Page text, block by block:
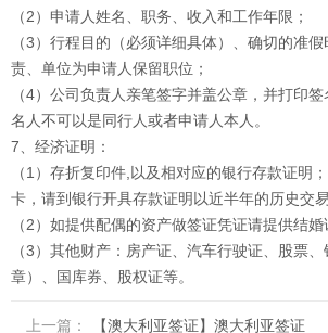
（2）申请人姓名、职务、收入和工作年限；
（3）行程目的（必须详细具体）、确切的准
责、单位为申请人保留职位；
（4）公司负责人亲笔签字并盖公章，并打印
名人不可以是同行人或者申请人本人。
7、经济证明：
（1）存折复印件,以及相对应的银行存款证明
卡，请到银行开具存款证明以近半年的历史交易
（2）如提供配偶的资产做签证凭证请提供结婚
（3）其他财产：房产证、汽车行驶证、股票
章）、国库券、股权证等。
上一篇： 【澳大利亚签证】澳大利亚签证